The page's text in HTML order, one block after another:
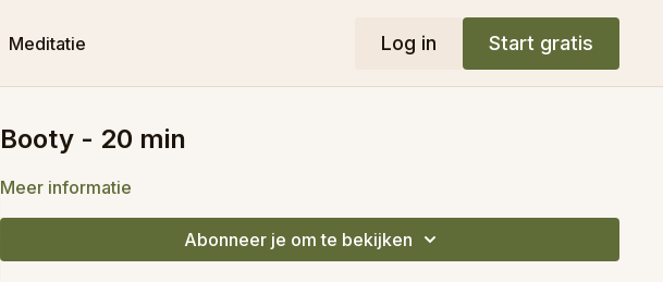
Meditatie Log in Start gratis
Booty - 20 min
Meer informatie
Abonneer je om te bekijken